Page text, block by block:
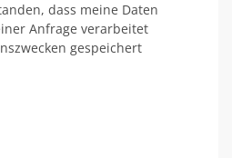
dass meine Daten
Anfrage verarbeitet
gespeichert